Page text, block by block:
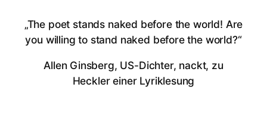
„The poet stands naked before the world! Are
you willing to stand naked before the world?“
Allen Ginsberg, US-Dichter, nackt, zu
Heckler einer Lyriklesung